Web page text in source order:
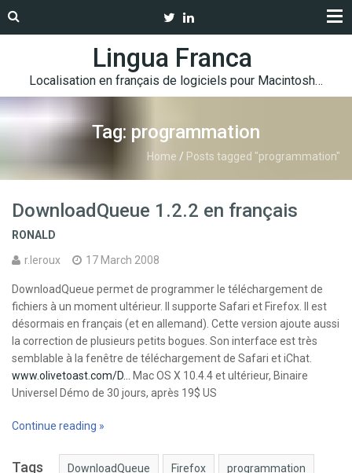
Lingua Franca
Localisation en français de logiciels pour Macintosh…
Tag: programmation
Home / Posts tagged "programmation"
DownloadQueue 1.2.2 en français
RONALD
r.leroux
17 March 2008
DownloadQueue permet de programmer le téléchargement de
fichiers à un moment ultérieur. Il supporte Safari et Firefox. Il est
désormais en français (et en allemand). Cette version ajoute aussi
la correction de plusieurs petits bogues. Son interface est très
semblable à la fenêtre de téléchargement de Safari et iChat.
www.olivetoast.com/D…
Mac OS X 10.4.4 et ultérieur, Binaire
Universel Démo de 30 jours, après 19$ US
Continue reading »
Tags DownloadQueue Firefox programmation